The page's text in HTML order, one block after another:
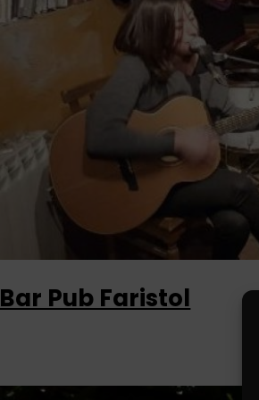
Bar Pub Faristol